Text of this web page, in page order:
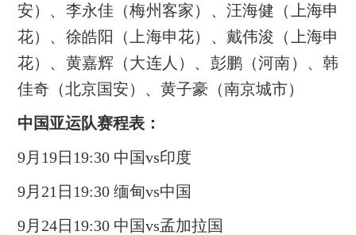
安）、李永佳（梅州客家）、汪海健（上海申
花）、徐皓阳（上海申花）、戴伟浚（上海申
花）、黄嘉辉（大连人）、彭鹏（河南）、韩
佳奇（北京国安）、黄子豪（南京城市）
中国亚运队赛程表：
9月19日19:30 中国vs印度
9月21日19:30 缅甸vs中国
9月24日19:30 中国vs孟加拉国